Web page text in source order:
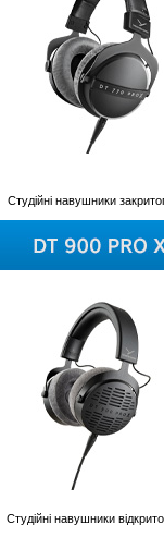
Cтудійні навушники
Cтудійні навушники